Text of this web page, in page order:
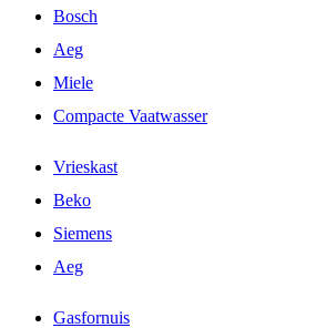
Bosch
Aeg
Miele
Compacte Vaatwasser
Vrieskast
Beko
Siemens
Aeg
Gasfornuis